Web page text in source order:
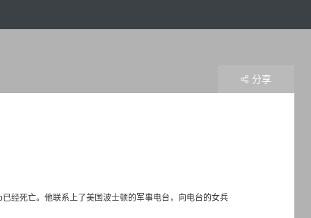
经死亡。他联系上了美国波士顿的军事电台，向电台的女兵
分享